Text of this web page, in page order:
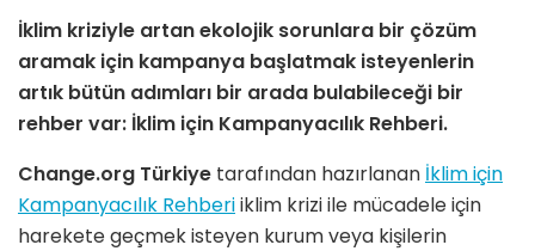
İklim kriziyle artan ekolojik sorunlara bir çözüm
aramak için kampanya başlatmak isteyenlerin
artık bütün adımları bir arada bulabileceği bir
rehber var: İklim için Kampanyacılık Rehberi.
Change.org Türkiye tarafından hazırlanan İklim için
Kampanyacılık Rehberiiklim krizi ile mücadele için
harekete geçmek isteyen kurum veya kişilerin